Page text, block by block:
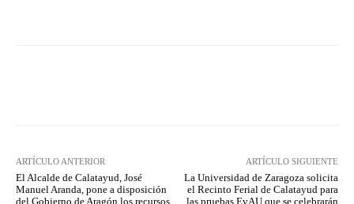
ARTÍCULO ANTERIOR
El Alcalde de Calatayud, José
Manuel Aranda, pone a disposición
del Gobierno de Aragón los recursos
ARTÍCULO SIGUIENTE
La Universidad de Zaragoza solicita
el Recinto Ferial de Calatayud para
las pruebas EvAU que se celebrarán